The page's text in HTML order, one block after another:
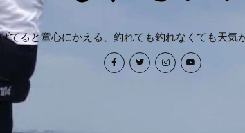
てると童心にかえる、釣れても釣れなくても天気